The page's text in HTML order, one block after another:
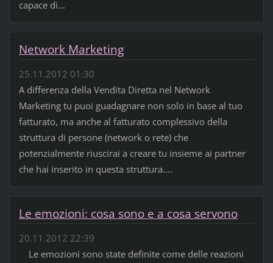
capace di...
Network Marketing
25.11.2012 01:30
A differenza della Vendita Diretta nel Network
Marketing tu puoi guadagnare non solo in base al tuo
fatturato, ma anche al fatturato complessivo della
struttura di persone (network o rete) che
potenzialmente riuscirai a creare tu insieme ai partner
che hai inserito in questa struttura....
Le emozioni: cosa sono e a cosa servono
20.11.2012 22:39
Le emozioni sono state definite come delle reazioni